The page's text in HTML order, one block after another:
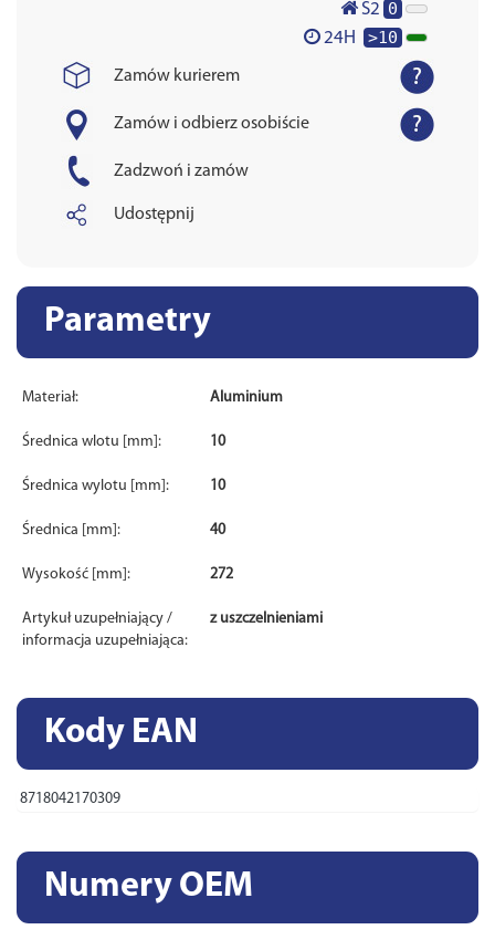
S2 0
24H >10
Zamów kurierem
Zamów i odbierz osobiście
Zadzwoń i zamów
Udostępnij
Parametry
Materiał: Aluminium
Średnica wlotu [mm]: 10
Średnica wylotu [mm]: 10
Średnica [mm]: 40
Wysokość [mm]: 272
Artykuł uzupełniający /
informacja uzupełniająca:
z uszczelnieniami
Kody EAN
8718042170309
Numery OEM